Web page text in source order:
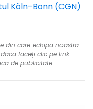
Köln-Bonn (CGN)
din care echipa noastră
faceți clic pe link.
de publicitate.